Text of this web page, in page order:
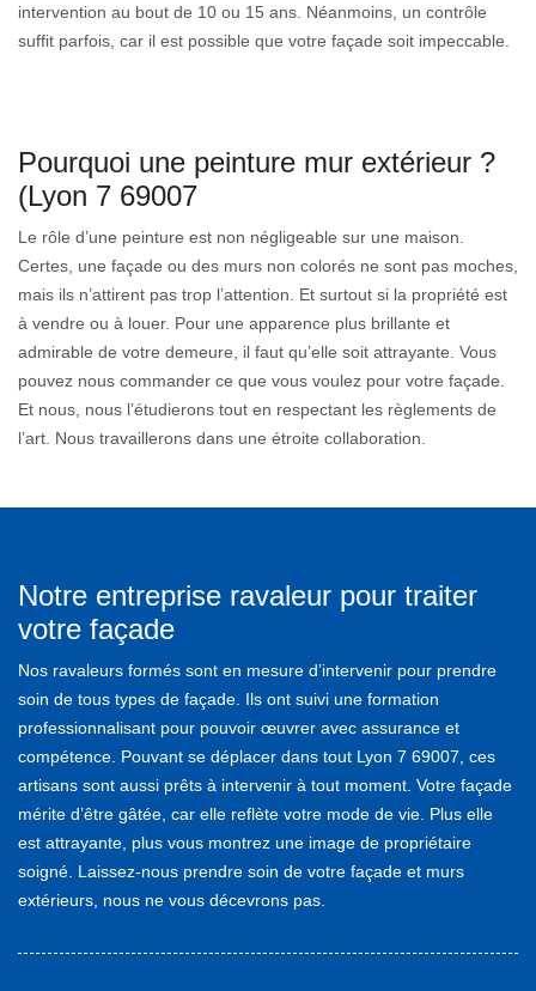
intervention au bout de 10 ou 15 ans. Néanmoins, un contrôle
suffit parfois, car il est possible que votre façade soit impeccable.
Pourquoi une peinture mur extérieur ?
(Lyon 7 69007
Le rôle d’une peinture est non négligeable sur une maison.
Certes, une façade ou des murs non colorés ne sont pas moches,
mais ils n’attirent pas trop l’attention. Et surtout si la propriété est
à vendre ou à louer. Pour une apparence plus brillante et
admirable de votre demeure, il faut qu’elle soit attrayante. Vous
pouvez nous commander ce que vous voulez pour votre façade.
Et nous, nous l’étudierons tout en respectant les règlements de
l’art. Nous travaillerons dans une étroite collaboration.
Notre entreprise ravaleur pour traiter
votre façade
Nos ravaleurs formés sont en mesure d’intervenir pour prendre
soin de tous types de façade. Ils ont suivi une formation
professionnalisant pour pouvoir œuvrer avec assurance et
compétence. Pouvant se déplacer dans tout Lyon 7 69007, ces
artisans sont aussi prêts à intervenir à tout moment. Votre façade
mérite d’être gâtée, car elle reflète votre mode de vie. Plus elle
est attrayante, plus vous montrez une image de propriétaire
soigné. Laissez-nous prendre soin de votre façade et murs
extérieurs, nous ne vous décevrons pas.